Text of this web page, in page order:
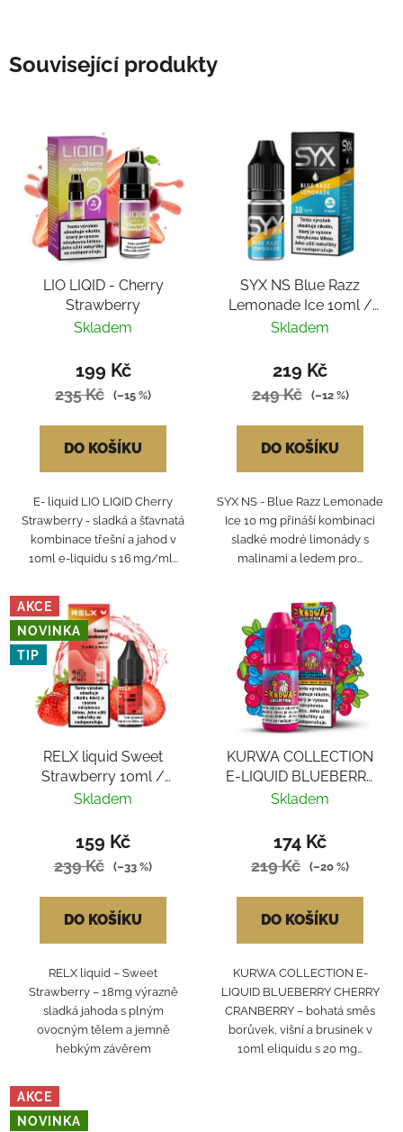
Související produkty
LIO LIQID - Cherry
Strawberry
Skladem
199 Kč
235 Kč (–15 %)
DO KOŠÍKU
E- liquid LIO LIQID Cherry
Strawberry - sladká a šťavnatá
kombinace třešní a jahod v
10ml e-liquidu s 16 mg/ml...
SYX NS Blue Razz
Lemonade Ice 10ml /
10mg
Skladem
219 Kč
249 Kč (–12 %)
DO KOŠÍKU
SYX NS - Blue Razz Lemonade
Ice 10 mg přináší kombinaci
sladké modré limonády s
malinami a ledem pro...
AKCE
NOVINKA
TIP
RELX liquid Sweet
Strawberry 10ml /
18mg
Skladem
159 Kč
239 Kč (–33 %)
DO KOŠÍKU
RELX liquid – Sweet
Strawberry – 18mg výrazně
sladká jahoda s plným
ovocným tělem a jemně
hebkým závěrem
KURWA COLLECTION
E-LIQUID BLUEBERRY
CHERRY CRANBERRY
Skladem
174 Kč
219 Kč (–20 %)
DO KOŠÍKU
KURWA COLLECTION E-
LIQUID BLUEBERRY CHERRY
CRANBERRY – bohatá směs
borůvek, višní a brusinek v
10ml eliquidu s 20 mg...
AKCE
NOVINKA